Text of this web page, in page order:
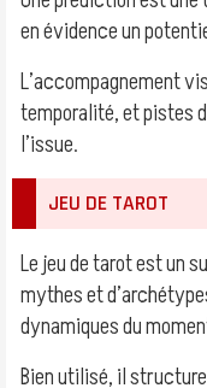
en évidence un
L’accompagnement
temporalité, et pistes
l’issue.
JEU DE TAROT
Le jeu de tarot est un
mythes et
dynamiques du
Bien utilisé, il